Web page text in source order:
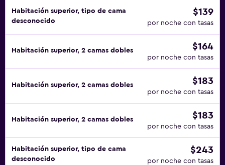
Habitación superior, tipo de cama
desconocido
$139
por noche con tasas
Habitación superior, 2 camas dobles $164
por noche con tasas
Habitación superior, 2 camas dobles $183
por noche con tasas
Habitación superior, 2 camas dobles $183
por noche con tasas
Habitación superior, tipo de cama
desconocido
$243
por noche con tasas